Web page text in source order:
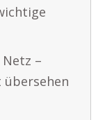
–
übersehen